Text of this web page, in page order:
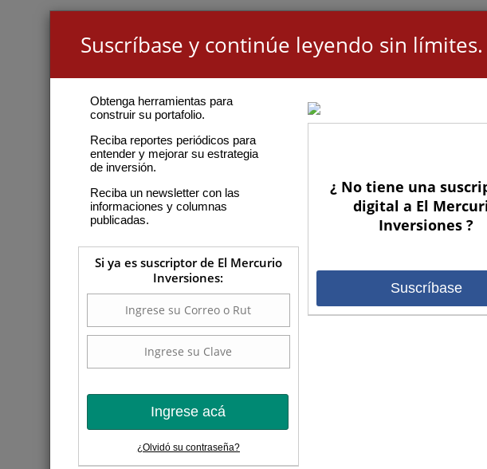
Suscríbase y continúe leyendo sin límites.
Obtenga herramientas para
construir su portafolio.
Reciba reportes periódicos para
entender y mejorar su estrategia
de inversión.
Reciba un newsletter con las
informaciones y columnas
publicadas.
Si ya es suscriptor de El Mercurio
Inversiones:
Ingrese acá
¿Olvidó su contraseña?
¿ No tiene una
digital a El
Inversiones ?
Suscríbase